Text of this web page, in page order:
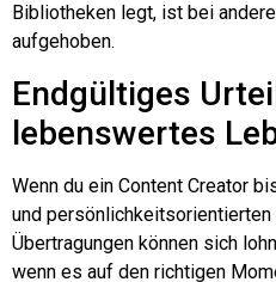
Bibliotheken legt, ist bei
aufgehoben.
Endgültiges
lebenswertes
Wenn du ein Content Creator
und persönlichkeitsorientierten
Übertragungen können sich
wenn es auf den richtigen